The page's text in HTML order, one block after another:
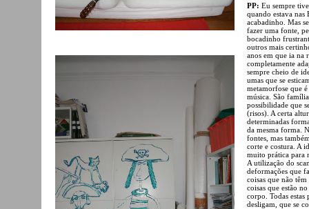
PP: Eu sempre
quando estava
acabadinho. Mas
fazer uma fonte,
bocadinho
outros mais
anos em que ia na
completamente
sempre cheio de
umas que se
metamorfose que
música. São
possibilidade que
(risos). A certa
determinadas
da mesma forma.
fontes, mas
corte e costura. A
muito prática para
A utilização do
deformações que
coisas que não
coisas que estão
corpo. Todas estas
desligam, que se